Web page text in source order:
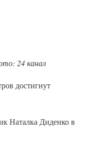
24 канал
достигнут
Наталка Диденко в